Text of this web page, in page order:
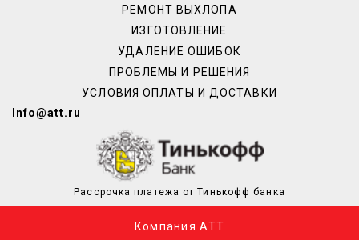
РЕМОНТ ВЫХЛОПА
ИЗГОТОВЛЕНИЕ
УДАЛЕНИЕ ОШИБОК
ПРОБЛЕМЫ И РЕШЕНИЯ
УСЛОВИЯ ОПЛАТЫ И ДОСТАВКИ
Info@att.ru
Рассрочка платежа от Тинькофф банка
Компания АТТ